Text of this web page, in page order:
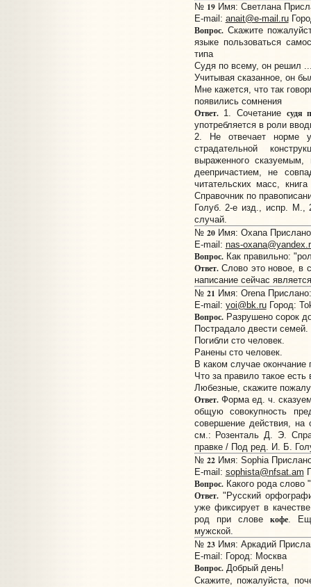
№ 19Имя: Светлана
E-mail: anait@e-mail.ru
Вопрос.Скажите
языке пользоваться
типа
Судя по всему, он решил
Учитывая сказанное, он
Мне кажется, что так
появились сомнения
Ответ.1. Сочетание судя
употребляется в роли
2. Не отвечает норме
страдательной
выраженного сказуемым,
деепричастием, не
читательских масс,
Справочник по
Голуб. 2-е изд., испр. М.,
случай.
№ 20Имя: Oxana
E-mail: nas-
Вопрос.Как правильно:
Ответ.Слово это новое, в
написание сейчас
№ 21 Имя: Orena
E-mail: yoi@bk.ruГород:
Вопрос.Разрушено сорок
Пострадало двести семей.
Погибли сто человек.
Ранены сто человек.
В каком случае
Что за правило такое есть
Любезные, скажите
Ответ.Форма ед. ч.
общую совокупность
совершение действия,
см.: Розенталь Д. Э.
правке / Под ред. И. Б.
№ 22Имя: Sophia
E-mail: sophista@nfsat.am
Вопрос.Какого рода слово
Ответ."Русский
уже фиксирует в
род при слове кофе.
мужской.
№ 23Имя: Аркадий
E-mail: Город: Москва
Вопрос.Добрый день!
Скажите, пожалуйста,